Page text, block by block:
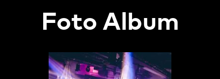
Foto Album